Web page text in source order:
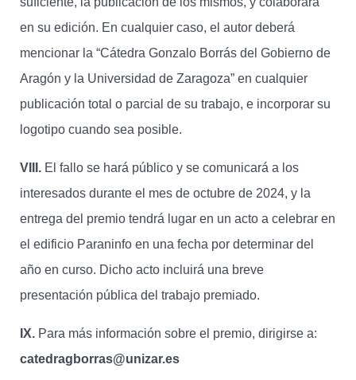
en su edición. En cualquier caso, el autor deberá
mencionar la “Cátedra Gonzalo Borrás del Gobierno de
Aragón y la Universidad de Zaragoza” en cualquier
publicación total o parcial de su trabajo, e incorporar su
logotipo cuando sea posible.
VIII. El fallo se hará público y se comunicará a los
interesados durante el mes de octubre de 2024, y la
entrega del premio tendrá lugar en un acto a celebrar en
el edificio Paraninfo en una fecha por determinar del
año en curso. Dicho acto incluirá una breve
presentación pública del trabajo premiado.
IX. Para más información sobre el premio, dirigirse a:
catedragborras@unizar.es